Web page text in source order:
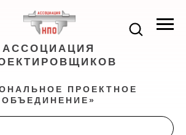
АССОЦИАЦИЯ
ПРОЕКТНОЕ
ОБЪЕДИНЕНИЕ»